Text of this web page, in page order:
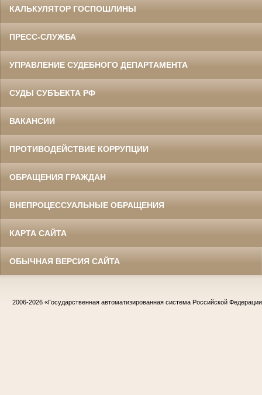
КАЛЬКУЛЯТОР ГОСПОШЛИНЫ
ПРЕСС-СЛУЖБА
УПРАВЛЕНИЕ СУДЕБНОГО ДЕПАРТАМЕНТА
СУДЫ СУБЪЕКТА РФ
ВАКАНСИИ
ПРОТИВОДЕЙСТВИЕ КОРРУПЦИИ
ОБРАЩЕНИЯ ГРАЖДАН
ВНЕПРОЦЕССУАЛЬНЫЕ ОБРАЩЕНИЯ
КАРТА САЙТА
ОБЫЧНАЯ ВЕРСИЯ САЙТА
2006-2026 «Государственная автоматизированная система Российской